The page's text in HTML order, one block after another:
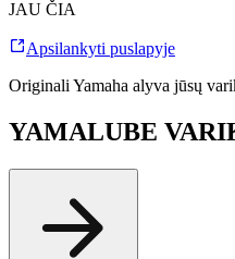
JAU ČIA
Apsilankyti puslapyje
Originali Yamaha alyva jūsų
YAMALUBE